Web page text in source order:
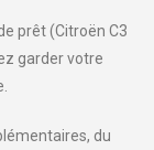
prêt (Citroën C3
garder votre
du